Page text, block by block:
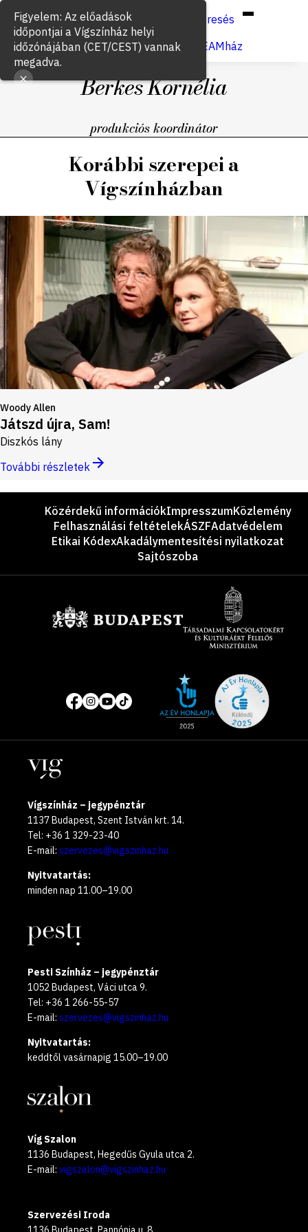
Keresés
Jegyvásárlás
VígSTREAMház
Berkes Kornélia
produkciós koordinátor
Korábbi szerepei a
Vígszínházban
Woody Allen
Játszd újra, Sam!
Diszkós lány
További részletek
LáblécKözérdekű információkImpresszumKözlemény
Felhasználási feltételekÁSZFAdatvédelem
Etikai KódexAkadálymentesítési nyilatkozat
Sajtószoba
Közösségi
média
oldalak
of
year
Helyszínek
Vígszínház – jegypénztár
1137 Budapest, Szent István krt. 14.
Tel: +36 1 329-23-40
E-mail: szervezes@vigszinhaz.hu
Nyitvatartás:
minden nap 11.00–19.00
Pesti Színház – jegypénztár
1052 Budapest, Váci utca 9.
Tel: +36 1 266-55-57
E-mail: szervezes@vigszinhaz.hu
Nyitvatartás:
keddtől vasárnapig 15.00–19.00
Víg Szalon
1136 Budapest, Hegedűs Gyula utca 2.
E-mail: vigszalon@vigszinhaz.hu
Szervezési Iroda
Figyelem: Az előadások
időpontjai a Vígszínház helyi
időzónájában (CET/CEST) vannak
megadva.